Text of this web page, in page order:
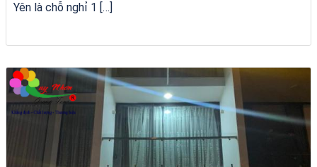
Yên là chỗ nghỉ 1 […]
Khách Sạn Phú Yên 1 Sao